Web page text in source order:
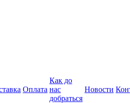
Оплата
Как до
нас
добраться
Новости